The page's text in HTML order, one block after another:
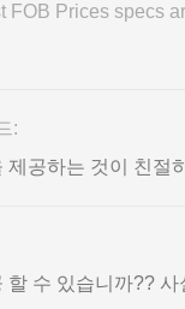
FOB Prices specs
:
공하는 것이 친절
수 있습니까??